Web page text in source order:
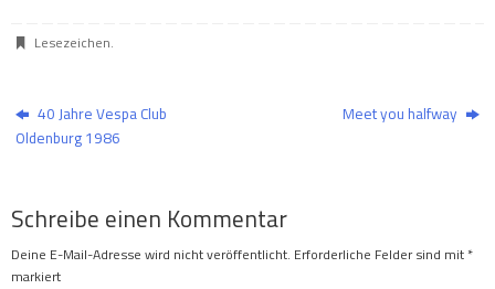
Lesezeichen.
40 Jahre Vespa Club
Oldenburg 1986
Meet you halfway
Schreibe einen Kommentar
Deine E-Mail-Adresse wird nicht veröffentlicht. Erforderliche Felder sind mit*
markiert